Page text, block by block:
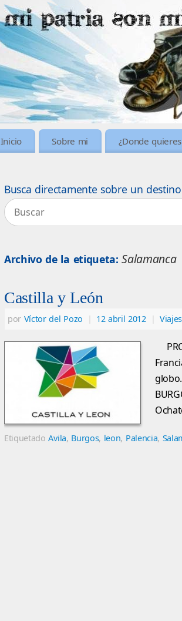
Inicio Sobre mi ¿Donde
Busca directamente sobre un destino
Archivo de la etiqueta:Salamanca
Castilla y León
por Víctor del Pozo 12 abril 2012
EtiquetadoAvila, Burgos, leon, Palencia,